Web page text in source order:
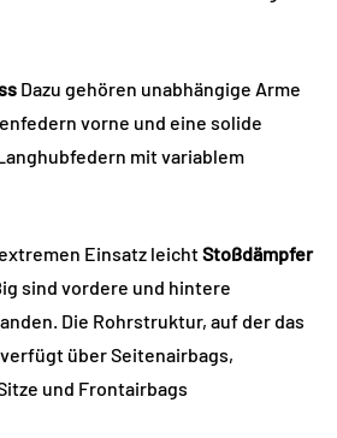
Dazu gehören unabhängige Arme
vorne und eine solide
mit variablem
Einsatz leichtStoßdämpfer
sind vordere und hintere
Die Rohrstruktur, auf der das
über Seitenairbags,
und Frontairbags